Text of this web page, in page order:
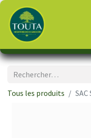
Tous les produits SAC